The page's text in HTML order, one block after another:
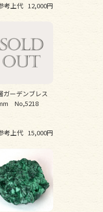
考上代 12,000円
ガーデンブレス
No,5218
考上代 15,000円